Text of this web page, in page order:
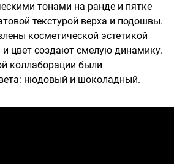
тонами на ранде и пятке
текстурой верха и подошвы.
косметической эстетикой
и цвет создают смелую динамику.
коллаборации были
нюдовый и шоколадный.